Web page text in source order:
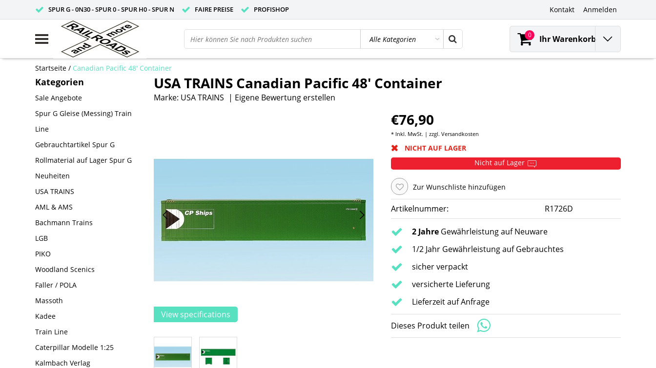
SPUR G - 0N30 - SPUR 0 - SPUR H0 - SPUR N FAIRE PREISE PROFISHOP Kontakt Anmelden
0 Ihr Warenkorb
Startseite / Canadian Pacific 48' Container
Kategorien
Sale Angebote
Spur G Gleise (Messing) Train
Line
Gebrauchtartikel Spur G
Rollmaterial auf Lager Spur G
Neuheiten
USA TRAINS
AML & AMS
Bachmann Trains
LGB
PIKO
Woodland Scenics
Faller / POLA
Massoth
Kadee
Train Line
Caterpillar Modelle 1:25
Kalmbach Verlag
USA TRAINS Canadian Pacific 48' Container
Marke: USA TRAINS | Eigene Bewertung erstellen
View specifications
€76,90
* Inkl. MwSt. | zzgl. Versandkosten
NICHT AUF LAGER
Nicht auf Lager
Zur Wunschliste hinzufügen
Artikelnummer: R1726D
2 Jahre Gewährleistung auf Neuware
1/2 Jahr Gewährleistung auf Gebrauchtes
sicher verpackt
versicherte Lieferung
Lieferzeit auf Anfrage
Dieses Produkt teilen